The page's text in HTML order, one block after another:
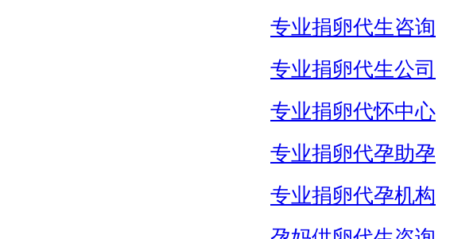
专业捐卵代生咨询
专业捐卵代生公司
专业捐卵代怀中心
专业捐卵代孕助孕
专业捐卵代孕机构